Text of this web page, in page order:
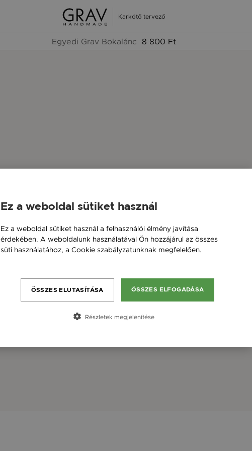
Karkötő tervező
Egyedi Grav Bokalánc 8 800 Ft
Ez a weboldal sütiket használ
Ez a weboldal sütiket használ a felhasználói élmény javítása
érdekében. A weboldalunk használatával Ön hozzájárul az összes
süti használatához, a Cookie szabályzatunknak megfelelően.
ÖSSZES ELFOGADÁSA
ÖSSZES ELUTASÍTÁSA
Részletek megjelenítése